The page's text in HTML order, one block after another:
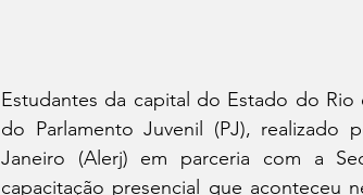
Estudantes da capital do Estado do Rio
do Parlamento Juvenil (PJ), realizado
Janeiro (Alerj) em parceria com a
capacitação presencial que aconteceu